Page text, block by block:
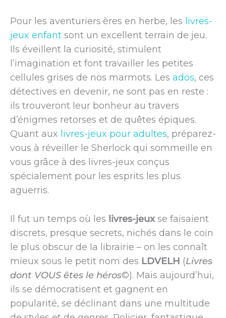
Pour les aventuriers·ères en herbe, les livres-
jeux enfant sont un excellent terrain de jeu.
Ils éveillent la curiosité, stimulent
l’imagination et font travailler les petites
cellules grises de nos marmots. Les ados, ces
détectives en devenir, ne sont pas en reste :
ils trouveront leur bonheur au travers
d’énigmes retorses et de quêtes épiques.
Quant aux livres-jeux pour adultes, préparez-
vous à réveiller le Sherlock qui sommeille en
vous grâce à des livres-jeux conçus
spécialement pour les esprits les plus
aguerris.
Il fut un temps où les livres-jeuxse faisaient
discrets, presque secrets, nichés dans le coin
le plus obscur de la librairie – on les connaît
mieux sous le petit nom des LDVELH (Livres
dont VOUS êtes le héros©). Mais aujourd’hui,
ils se démocratisent et gagnent en
popularité, se déclinant dans une multitude